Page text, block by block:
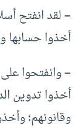
–لقد انفتح
أخذوا حسابها
–وانفتحوا
أخذوا تدوين
وقانونهم؛